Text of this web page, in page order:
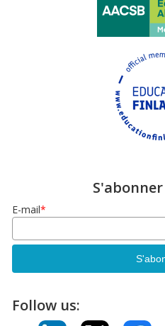
E-mail*
Follow us: